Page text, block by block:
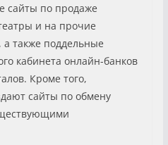
сайты по продаже
и на прочие
также поддельные
кабинета онлайн-банков
Кроме того,
сайты по обмену